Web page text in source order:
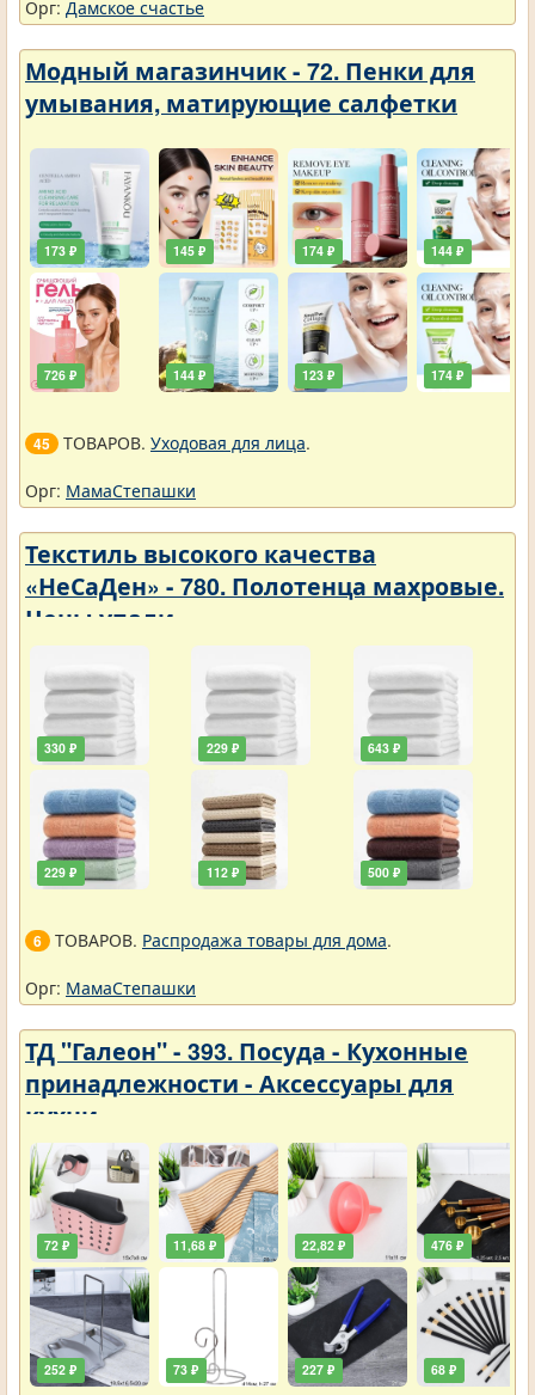
Орг: Дамское счастье
Модный магазинчик - 72. Пенки для
умывания, матирующие салфетки
173 ₽
726 ₽
145 ₽
144 ₽
174 ₽
123 ₽
144 ₽
174 ₽
45 ТОВАРОВ. Уходовая для лица.
Орг: МамаСтепашки
Текстиль высокого качества
«НеСаДен» - 780. Полотенца махровые.
Цены упали
330 ₽
229 ₽
229 ₽
112 ₽
643 ₽
500 ₽
6 ТОВАРОВ. Распродажа товары для дома.
Орг: МамаСтепашки
ТД "Галеон" - 393. Посуда - Кухонные
принадлежности - Аксессуары для
кухни
72 ₽
252 ₽
11,68 ₽
73 ₽
22,82 ₽
227 ₽
476 ₽
68 ₽